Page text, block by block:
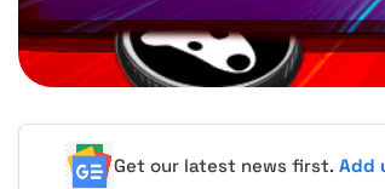
Get our latest news first.Add